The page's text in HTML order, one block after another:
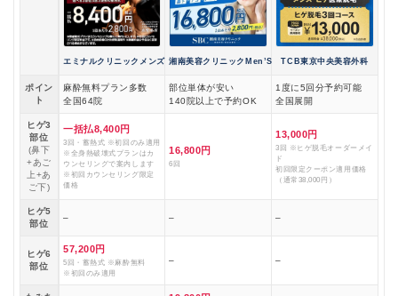
エミナルクリニックメンズ 湘南美容クリニックMen’S TCB東京中央美容外科
ポイン
ト
麻酔無料プラン多数
全国64院
部位単体が安い
140院以上で予約OK
1度に5回分予約可能
全国展開
ヒゲ3
部位
(鼻下
+あご
上+あ
ご下)
一括払8,400円
3回・蓄熱式 ※初回のみ適用
※全身熱破壊式プランはカ
ウンセリングで案内します
※初回カウンセリング限定
価格
16,800円
6回
13,000円
3回 ※ヒゲ脱毛オーダーメイ
ド
初回限定クーポン適用価格
（通常38,000円）
ヒゲ5
部位
– – –
ヒゲ6
部位
57,200円
5回・蓄熱式 ※麻酔無料
※初回のみ適用
– –